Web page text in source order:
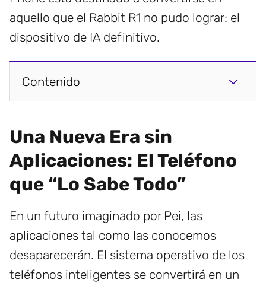
aquello que el Rabbit R1 no pudo lograr: el
dispositivo de IA definitivo.
Contenido
Una Nueva Era sin
Aplicaciones: El Teléfono
que “Lo Sabe Todo”
En un futuro imaginado por Pei, las
aplicaciones tal como las conocemos
desaparecerán. El sistema operativo de los
teléfonos inteligentes se convertirá en un